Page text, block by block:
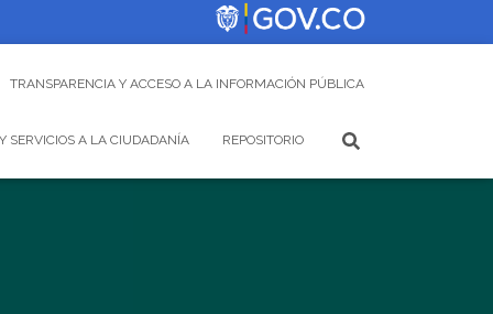
TRANSPARENCIA Y ACCESO A LA INFORMACIÓN PÚBLICA
SERVICIOS A LA CIUDADANÍA REPOSITORIO